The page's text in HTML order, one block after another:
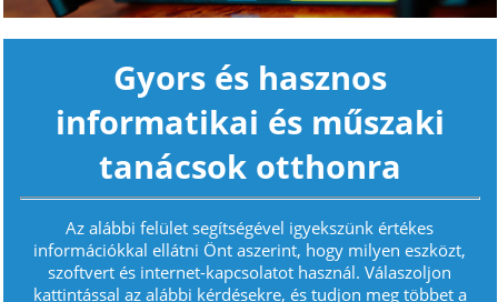
Gyors és hasznos
informatikai és műszaki
tanácsok otthonra
Az alábbi felület segítségével igyekszünk értékes
információkkal ellátni Önt aszerint, hogy milyen eszközt,
szoftvert és internet-kapcsolatot használ. Válaszoljon
kattintással az alábbi kérdésekre, és tudjon meg többet a